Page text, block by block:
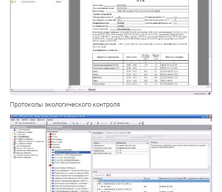
Протоколы экологического контроля